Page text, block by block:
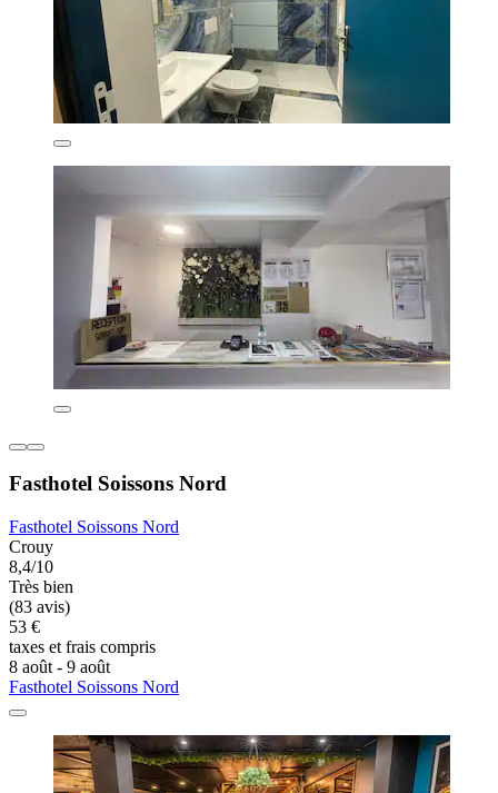
Fasthotel Soissons Nord
Fasthotel Soissons Nord
Crouy
8,4/10
Très bien
(83 avis)
53 €
taxes et frais compris
8 août - 9 août
Fasthotel Soissons Nord